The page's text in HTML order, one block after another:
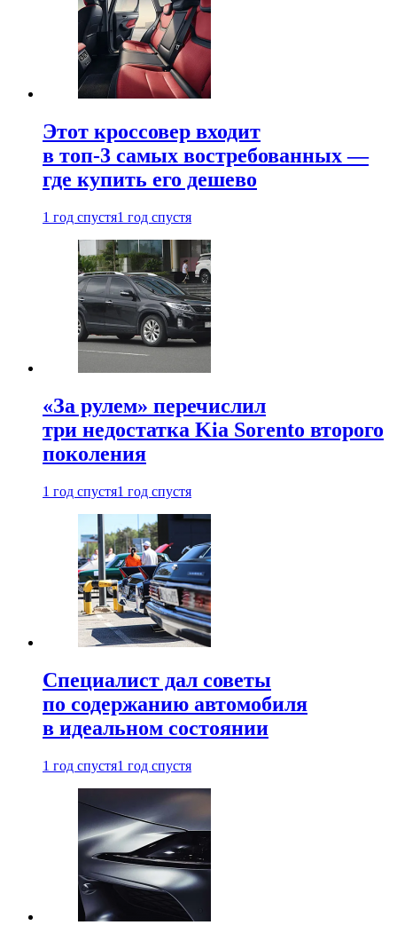
Этот кроссовер входит
в топ-3 самых востребованных —
где купить его дешево
1 год спустя1 год спустя
«За рулем» перечислил
три недостатка Kia Sorento второго
поколения
1 год спустя1 год спустя
Специалист дал советы
по содержанию автомобиля
в идеальном состоянии
1 год спустя1 год спустя